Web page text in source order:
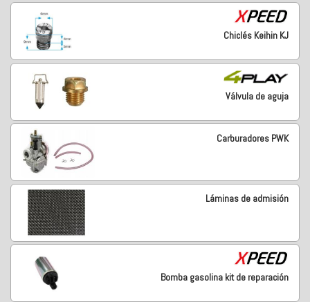
Chiclés Keihin KJ
Válvula de aguja
Carburadores PWK
Láminas de admisión
Bomba gasolina kit de reparación